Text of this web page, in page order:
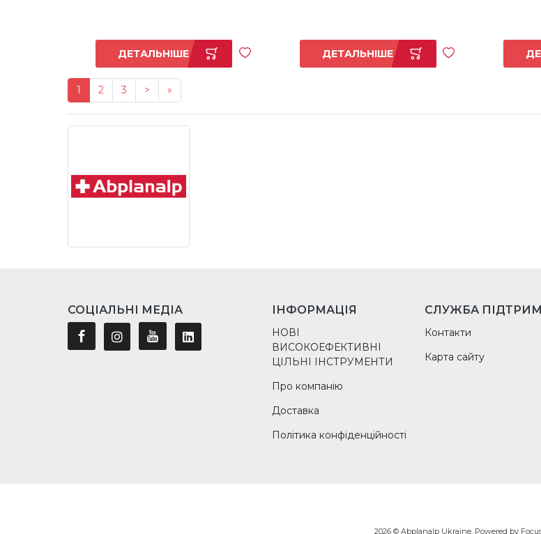
ДЕТАЛЬНІШЕ ДЕТАЛЬНІШЕ
1 2 3 > »
СОЦІАЛЬНІ МЕДІА ІНФОРМАЦІЯ
НОВІ
ВИСОКОЕФЕКТИВНІ
ЦІЛЬНІ ІНСТРУМЕНТИ
Про компанію
Доставка
Політика конфіденційності
СЛУЖБА
Контакти
Карта сайту
2026 © Abplanalp Ukraine. Powered by